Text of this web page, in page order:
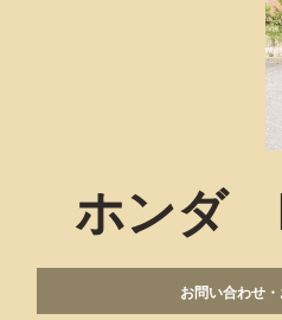
ホンダ
お問い合わせ